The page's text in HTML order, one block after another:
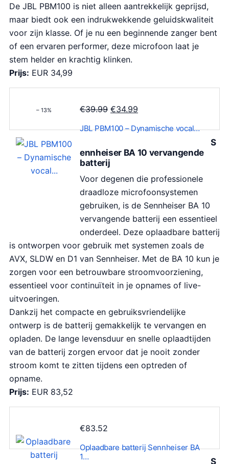
De JBL PBM100 is niet alleen aantrekkelijk geprijsd,
maar biedt ook een indrukwekkende geluidskwaliteit
voor zijn klasse. Of je nu een beginnende zanger bent
of een ervaren performer, deze microfoon laat je
stem helder en krachtig klinken.
Prijs: EUR 34,99
– 13% €39.99 O
s
r
o
n
k
e
l
i
j
k
p
r
i
j
s
€34.99
i
d
g
e
p
r
i
j
s
i
s
€
3
4
.
9
JBL PBM100 – Dynamische vocal…
S
ennheiser BA 10 vervangende
batterij
Voor degenen die professionele
draadloze microfoonsystemen
gebruiken, is de Sennheiser BA 10
vervangende batterij een essentieel
onderdeel. Deze oplaadbare batterij
is ontworpen voor gebruik met systemen zoals de
AVX, SLDW en D1 van Sennheiser. Met de BA 10 kun je
zorgen voor een betrouwbare stroomvoorziening,
essentieel voor continuïteit in je opnames of live-
uitvoeringen.
Dankzij het compacte en gebruiksvriendelijke
ontwerp is de batterij gemakkelijk te vervangen en
opladen. De lange levensduur en snelle oplaadtijden
van de batterij zorgen ervoor dat je nooit zonder
stroom komt te zitten tijdens een optreden of
opname.
Prijs: EUR 83,52
€83.52
Oplaadbare batterij Sennheiser BA
1…
S